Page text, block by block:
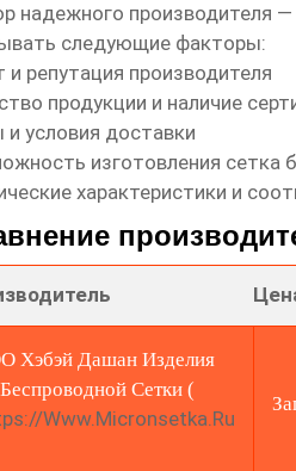
надежного производителя
следующие факторы:
репутация производителя
продукции и наличие
и условия доставки
изготовления сетка
характеристики и
Хэбэй Дашан Изделия
Сетки (
www.micronsetka.ru